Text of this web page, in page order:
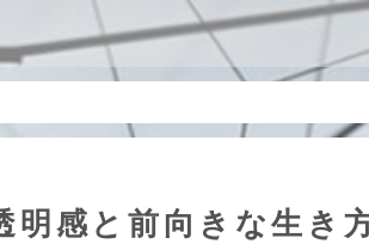
明感と前向きな生き